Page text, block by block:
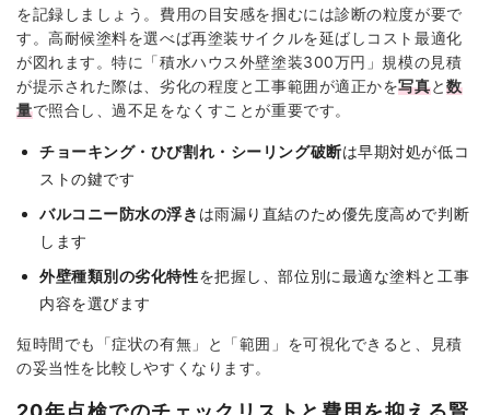
を記録しましょう。費用の目安感を掴むには診断の粒度が要で
す。高耐候塗料を選べば再塗装サイクルを延ばしコスト最適化
が図れます。特に「積水ハウス外壁塗装300万円」規模の見積
が提示された際は、劣化の程度と工事範囲が適正かを写真と数
量で照合し、過不足をなくすことが重要です。
チョーキング・ひび割れ・シーリング破断は早期対処が低コ
ストの鍵です
バルコニー防水の浮き は雨漏り直結のため優先度高めで判断
します
外壁種類別の劣化特性を把握し、部位別に最適な塗料と工事
内容を選びます
短時間でも「症状の有無」と「範囲」を可視化できると、見積
の妥当性を比較しやすくなります。